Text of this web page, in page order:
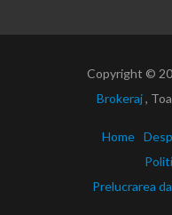
Copyright ©
Brokeraj,
Home
Prelucrarea